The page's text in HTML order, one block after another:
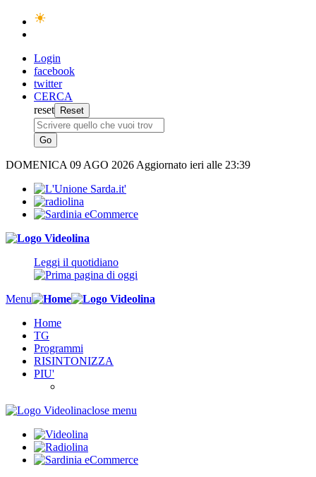
Login
facebook
twitter
CERCA
reset
DOMENICA 09 AGO 2026 Aggiornato ieri alle 23:39
Leggi il quotidiano
Menu
Home
TG
Programmi
RISINTONIZZA
PIU'
close menu